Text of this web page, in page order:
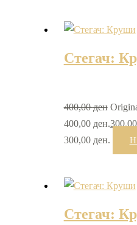
Стегач:
400,00ден
400,00 ден.300,00
300,00 ден.
Стегач: